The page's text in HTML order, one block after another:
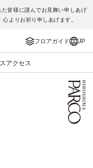
皆様に謹んでお見舞い申しあげ
よりお祈り申しあげます。
フロアガイド JP
アクセス